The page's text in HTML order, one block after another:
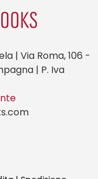
| Via Roma, 106 -
| P. Iva